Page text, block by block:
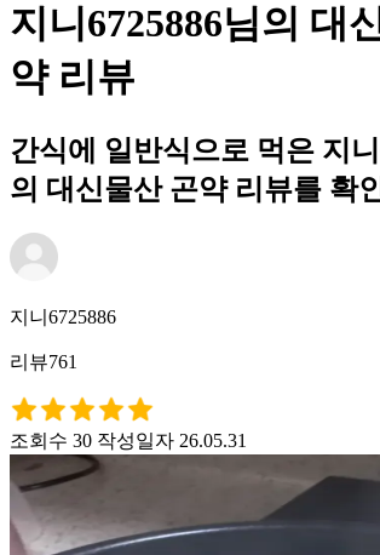
지니6725886님의 대
약 리뷰
간식에 일반식으로 먹은 지니
의 대신물산 곤약 리뷰를 확
지니6725886
리뷰761
조회수 30 작성일자 26.05.31